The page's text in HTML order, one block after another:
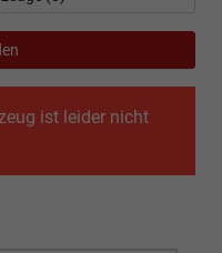
ist leider nicht